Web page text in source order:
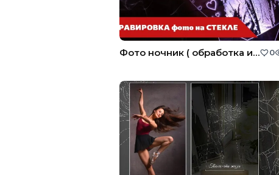
Фото ночник ( обработка и ретушь фото для гравировки на стекле и других поверхностей ) 0